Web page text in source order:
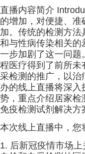
直播内容简介
的增加，对便捷、
加。传统的检测方
和与性病传染相关
一步加剧了这一问
程医疗得到了前所未
采检测的推广，以
办的线上直播将深
势，重点介绍居家检
免疫检测试剂解决方
本次线上直播中，您
1. 后新冠疫情市场